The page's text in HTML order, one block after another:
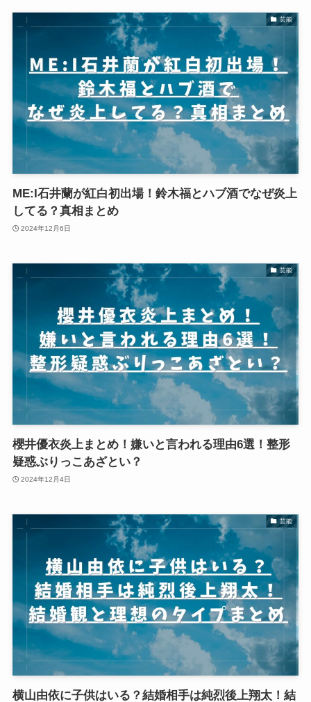
芸能
ME:I石井蘭が紅白初出場！鈴木福とハブ酒でなぜ炎上
してる？真相まとめ
2024年12月6日
芸能
櫻井優衣炎上まとめ！嫌いと言われる理由6選！整形
疑惑ぶりっこあざとい？
2024年12月4日
芸能
横山由依に子供はいる？結婚相手は純烈後上翔太！結